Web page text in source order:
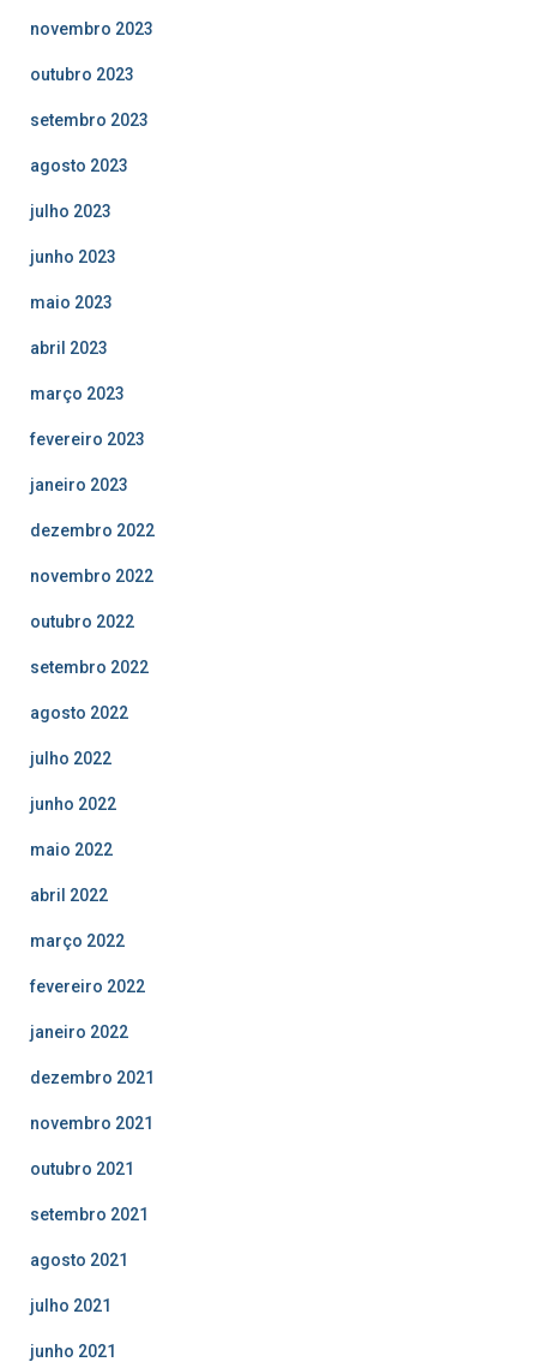
novembro 2023
outubro 2023
setembro 2023
agosto 2023
julho 2023
junho 2023
maio 2023
abril 2023
março 2023
fevereiro 2023
janeiro 2023
dezembro 2022
novembro 2022
outubro 2022
setembro 2022
agosto 2022
julho 2022
junho 2022
maio 2022
abril 2022
março 2022
fevereiro 2022
janeiro 2022
dezembro 2021
novembro 2021
outubro 2021
setembro 2021
agosto 2021
julho 2021
junho 2021